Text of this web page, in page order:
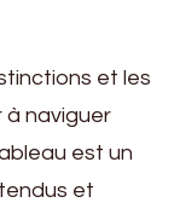
et les
à naviguer
est un
et